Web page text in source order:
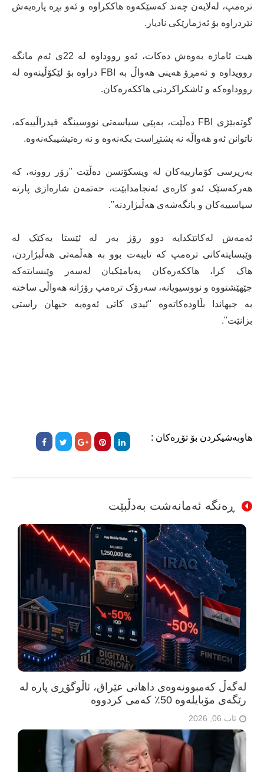
ترەمپ، لەلایەن چەند کەسێکەوە هاککراوە و ئەو بڕە پارەیەش
نێردراوە بۆ ئەژمارێکی نادیار.
هیت ئاماژە بەوەش دەکات، ئەو رووداوە لە 22ی ئەم مانگە
روویداوە و ئەمڕۆ هەینی هەواڵ بە FBI دراوە بۆ لێکۆڵینەوە لە
رووداوەکە و ئاشکراکردنی هاککەرەکان.
گوتەبێژی FBI دەڵێت، بەپێی سیاسەتی نووسینگە فیدراڵییەکە،
ناتوانن ئەو هەواڵە نە پشتڕاست بکەنەوە و نە رەتیشیبکەنەوە.
بەرپرسی کۆمارییەکان لە ویسکۆنسن دەڵێت "زۆر روونە، کە
هەرکەسێک ئەو کارەی ئەنجامدابێت، حەتمەن شارەازی پارتە
سیاسییەکان و بانگەشەی هەڵبژاردنە".
ئەمەش لەکاتێکدایە دوو رۆژ بەر لە ئێستا یەکێک لە
وێبسایتەکانی ترەمپ کە تایبەت بوو بە هەڵمەتی هەڵبژاردن،
هاک کرا، هاککەرەکان پەیامێکیان لەسەر وێبسایتەکە
جێهێشتووە و نووسیویانە، سەرۆک ترەمپ رۆژانە هەواڵی ساختە
بە جیهاندا بڵاودەکاتەوە "ئیدی کاتی ئەوەیە جیهان راستی
بزانێت".
هاوبەشیکردن بۆ تۆڕەکان :
ڕەنگە ئەمانەشت بەدڵبێت
لەگەڵ کەمبوونەوەی داهاتی عێراق، ئاڵوگۆڕی پارە لە
رێگەی مۆبایلەوە 50٪ کەمی کردووە
ئاب 06, 2026